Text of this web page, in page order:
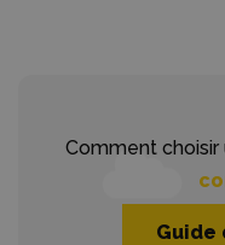
Comment
Guide